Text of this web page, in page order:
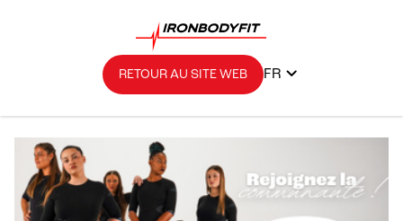
RETOUR AU SITE WEB FR